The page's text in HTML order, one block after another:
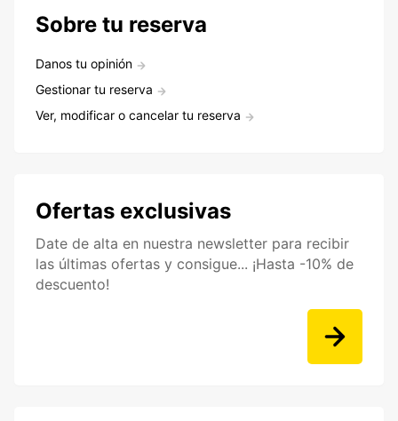
Sobre tu reserva
Danos tu opinión
Gestionar tu reserva
Ver, modificar o cancelar tu reserva
Ofertas exclusivas
Date de alta en nuestra newsletter para recibir
las últimas ofertas y consigue... ¡Hasta -10% de
descuento!